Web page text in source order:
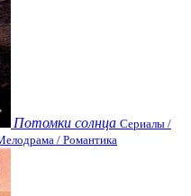
Потомки солнца Сериалы /
/ Романтика